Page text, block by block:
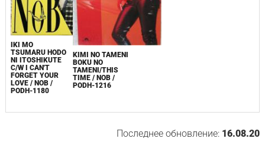
IKI MO
TSUMARU HODO
NI ITOSHIKUTE
C/W I CAN'T
FORGET YOUR
LOVE / NOB /
PODH-1180
KIMI NO TAMENI
BOKU NO
TAMENI/THIS
TIME / NOB /
PODH-1216
Последнее обновление: 16.08.20